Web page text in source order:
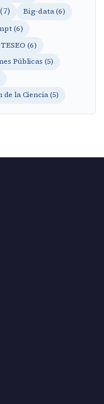
Big-data (6)
(6)
TESEO (6)
Públicas (5)
la Ciencia (5)